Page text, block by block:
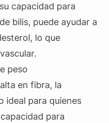
capacidad para
bilis, puede ayudar a
lo que
peso
en fibra, la
ideal para quienes
para